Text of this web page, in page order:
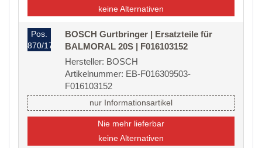
keine Alternativen
Pos.
870/17
BOSCH Gurtbringer | Ersatzteile für
BALMORAL 20S | F016103152
Hersteller: BOSCH
Artikelnummer: EB-F016309503-
F016103152
nur Informationsartikel
Nie mehr lieferbar
keine Alternativen